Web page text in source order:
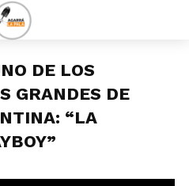
DE LOS
GRANDES DE
“LA